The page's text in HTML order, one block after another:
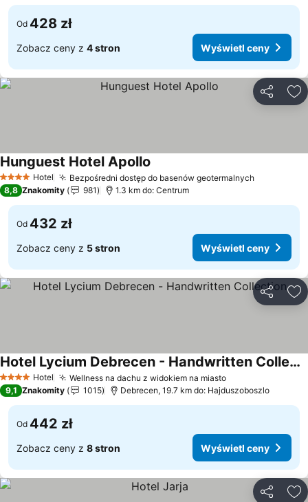
Od 428 zł
Zobacz ceny z 4 stron Wyświetl ceny
4 KategoriaHotel Bezpośredni dostęp do basenów geotermalnych
Hunguest Hotel Apollo
8,8 Znakomity 981 1.3 km do: Centrum
Od 432 zł
Zobacz ceny z 5 stron Wyświetl ceny
4 KategoriaHotel Wellness na dachu z widokiem na miasto
Hotel Lycium Debrecen - Handwritten Collection
9,1 Znakomity 1015 Debrecen, 19.7 km do: Hajduszoboszlo
Od 442 zł
Zobacz ceny z 8 stron Wyświetl ceny